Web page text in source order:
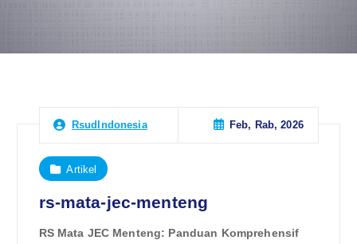
RsudIndonesia Feb, Rab, 2026
Artikel
rs-mata-jec-menteng
RS Mata JEC Menteng: Panduan Komprehensif